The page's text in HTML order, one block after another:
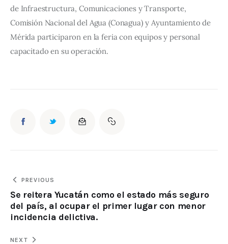
de Infraestructura, Comunicaciones y Transporte,
Comisión Nacional del Agua (Conagua) y Ayuntamiento de
Mérida participaron en la feria con equipos y personal
capacitado en su operación.
PREVIOUS
Se reitera Yucatán como el estado más seguro
del país, al ocupar el primer lugar con menor
incidencia delictiva.
NEXT